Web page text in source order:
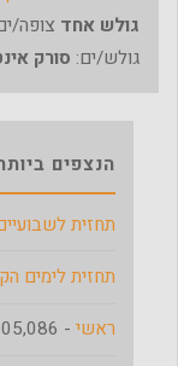
גולש אחד צופה/
גולש/ים: סורק
הנצפים
תחזית
תחזית לימים
ראשי - 105,086 צפיות